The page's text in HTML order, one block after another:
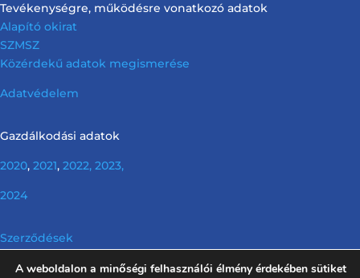
Tevékenységre, működésre vonatkozó adatok
Alapító okirat
SZMSZ
Közérdekű adatok megismerése
Adatvédelem
Gazdálkodási adatok
2020, 2021, 2022, 2023,
2024
Szerződések
A weboldalon a minőségi felhasználói élmény érdekében sütiket